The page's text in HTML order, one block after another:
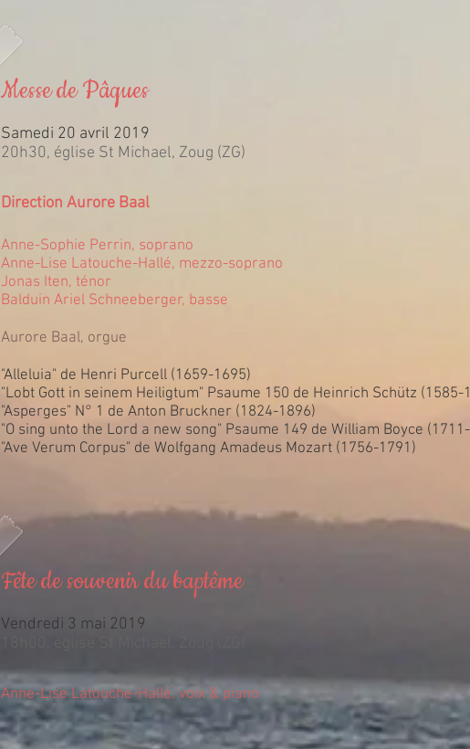
Messe de Pâques
Samedi 20 avril 2019
20h30, église St Michael, Zoug (ZG)
Direction Aurore Baal
Anne-Sophie Perrin, soprano
Anne-Lise Latouche-Hallé, mezzo-soprano
Jonas Iten, ténor
Balduin Ariel Schneeberger, basse
Aurore Baal, orgue
"Alleluia" de Henri Purcell (1659-1695)
"Lobt Gott in seinem Heiligtum" Psaume 150 de Heinrich Schütz (1585-
"Asperges" N° 1 de Anton Bruckner (1824-1896)
"O sing unto the Lord a new song" Psaume 149 de William Boyce
"Ave Verum Corpus" de Wolfgang Amadeus Mozart (1756-1791)
Fête de souvenir du baptême
Vendredi 3 mai 2019
Anne-Lise Latouche-Hallé, voix & piano